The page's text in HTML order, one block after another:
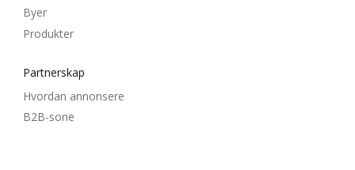
Byer
Produkter
Partnerskap
Hvordan annonsere
B2B-sone